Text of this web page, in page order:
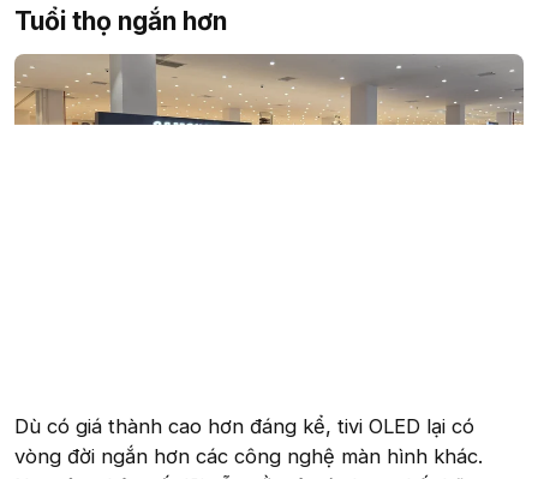
Tuổi thọ ngắn hơn​
Dù có giá thành cao hơn đáng kể, tivi OLED lại có
vòng đời ngắn hơn các công nghệ màn hình khác.